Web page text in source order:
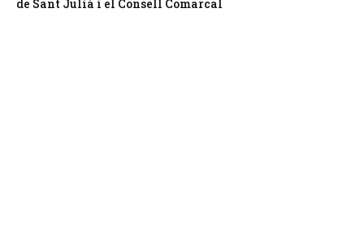
de Sant Julià i el Consell Comarcal